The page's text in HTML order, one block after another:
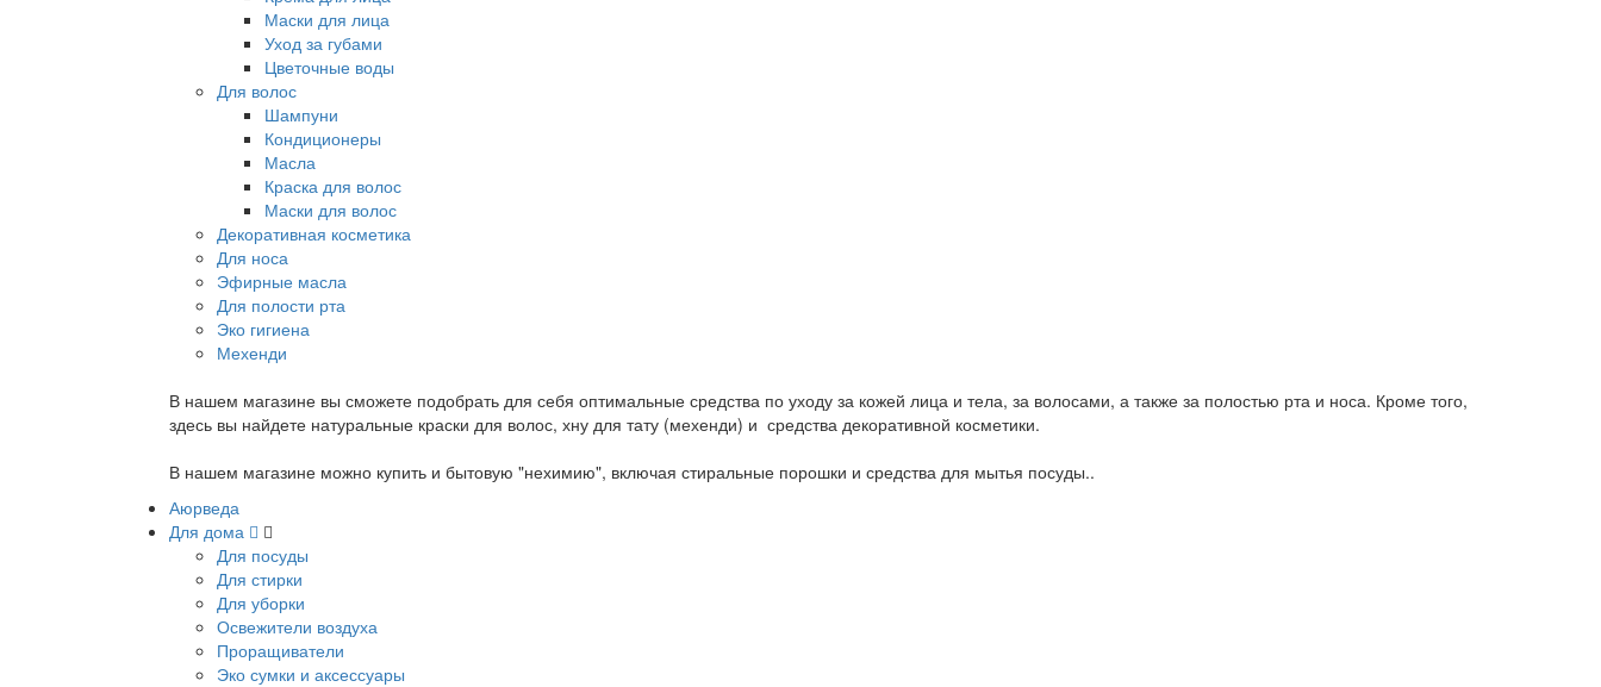
Маски для лица
Уход за губами
Цветочные воды
Для волос
Шампуни
Кондиционеры
Масла
Краска для волос
Маски для волос
Декоративная косметика
Для носа
Эфирные масла
Для полости рта
Эко гигиена
Мехенди
В нашем магазине вы сможете подобрать для себя оптимальные средства по уходу за кожей лица и тела, за волосами, а также за полостью рта и носа. Кроме того,
здесь вы найдете натуральные краски для волос, хну для тату (мехенди) и средства декоративной косметики.
В нашем магазине можно купить и бытовую "нехимию", включая стиральные порошки и средства для мытья посуды..
Аюрведа
Для дома
Для посуды
Для стирки
Для уборки
Освежители воздуха
Проращиватели
Эко сумки и аксессуары